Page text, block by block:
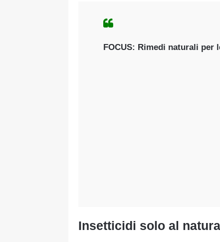
FOCUS: Rimedi naturali per
Insetticidi solo al